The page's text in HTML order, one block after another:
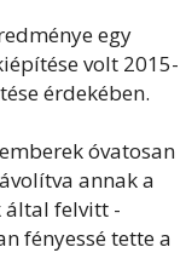
egy
volt 2015-
érdekében.
óvatosan
annak a
által felvitt -
fényessé tette a